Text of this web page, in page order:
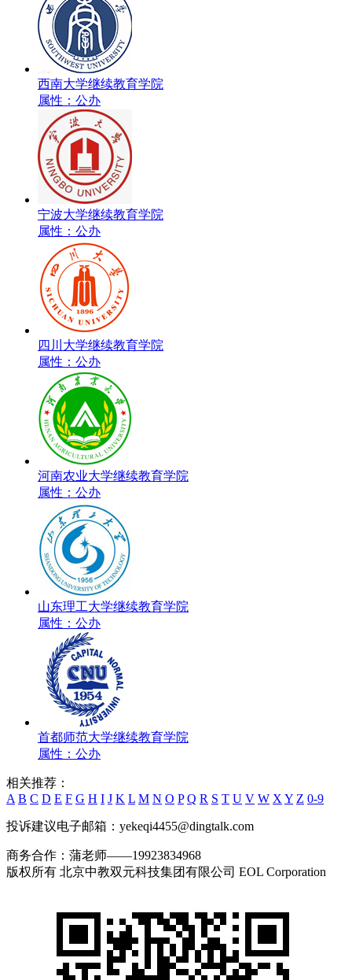
西南大学继续教育学院
属性：公办
宁波大学继续教育学院
属性：公办
四川大学继续教育学院
属性：公办
河南农业大学继续教育学院
属性：公办
山东理工大学继续教育学院
属性：公办
首都师范大学继续教育学院
属性：公办
相关推荐：
A B C D E F G H I J K L M N O P Q R S T U V W X Y Z 0-9
投诉建议电子邮箱：yekeqi4455@dingtalk.com
商务合作：蒲老师——19923834968
版权所有 北京中教双元科技集团有限公司 EOL Corporation